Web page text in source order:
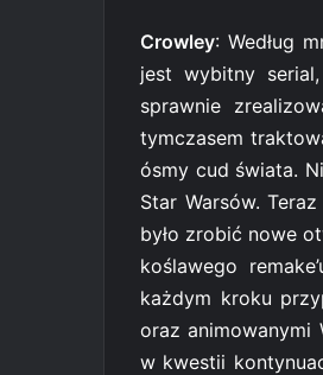
Crowley: Według
jest wybitny
sprawnie
tymczasem
ósmy cud świata.
Star Warsów.
było zrobić nowe
koślawego
każdym kroku
oraz animowanymi
w kwestii